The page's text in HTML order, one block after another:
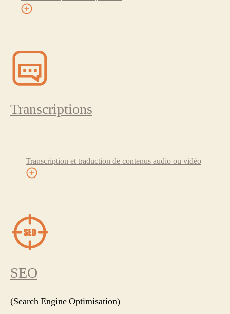
Transcriptions
Transcription et traduction de contenus audio ou vidéo
SEO
(Search Engine Optimisation)